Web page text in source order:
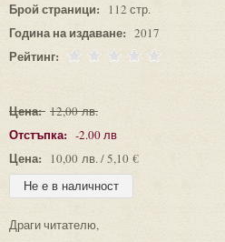
Брой страници: 112 стр.
Година на издаване: 2017
Рейтинг:
Цена: 12,00 лв.
Отстъпка: -2.00 лв
Цена: 10,00 лв. / 5,10 €
Драги читателю,